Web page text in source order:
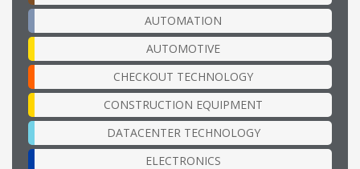
AUTOMATION
AUTOMOTIVE
CHECKOUT TECHNOLOGY
CONSTRUCTION EQUIPMENT
DATACENTER TECHNOLOGY
ELECTRONICS